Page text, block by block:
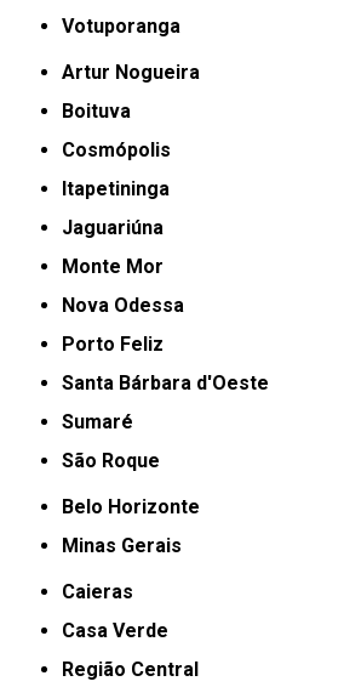
Votuporanga
Artur Nogueira
Boituva
Cosmópolis
Itapetininga
Jaguariúna
Monte Mor
Nova Odessa
Porto Feliz
Santa Bárbara d'Oeste
Sumaré
São Roque
Belo Horizonte
Minas Gerais
Caieras
Casa Verde
Região Central